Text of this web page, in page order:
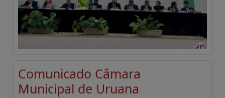
Comunicado Câmara
Municipal de Uruana